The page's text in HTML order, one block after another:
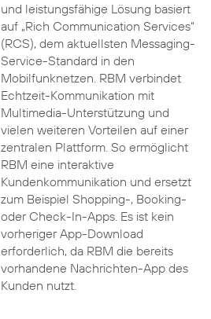
und leistungsfähige Lösung basiert
auf „Rich Communication Services“
(RCS), dem aktuellsten Messaging-
Service-Standard in den
Mobilfunknetzen. RBM verbindet
Echtzeit-Kommunikation mit
Multimedia-Unterstützung und
vielen weiteren Vorteilen auf einer
zentralen Plattform. So ermöglicht
RBM eine interaktive
Kundenkommunikation und ersetzt
zum Beispiel Shopping-, Booking-
oder Check-In-Apps. Es ist kein
vorheriger App-Download
erforderlich, da RBM die bereits
vorhandene Nachrichten-App des
Kunden nutzt.